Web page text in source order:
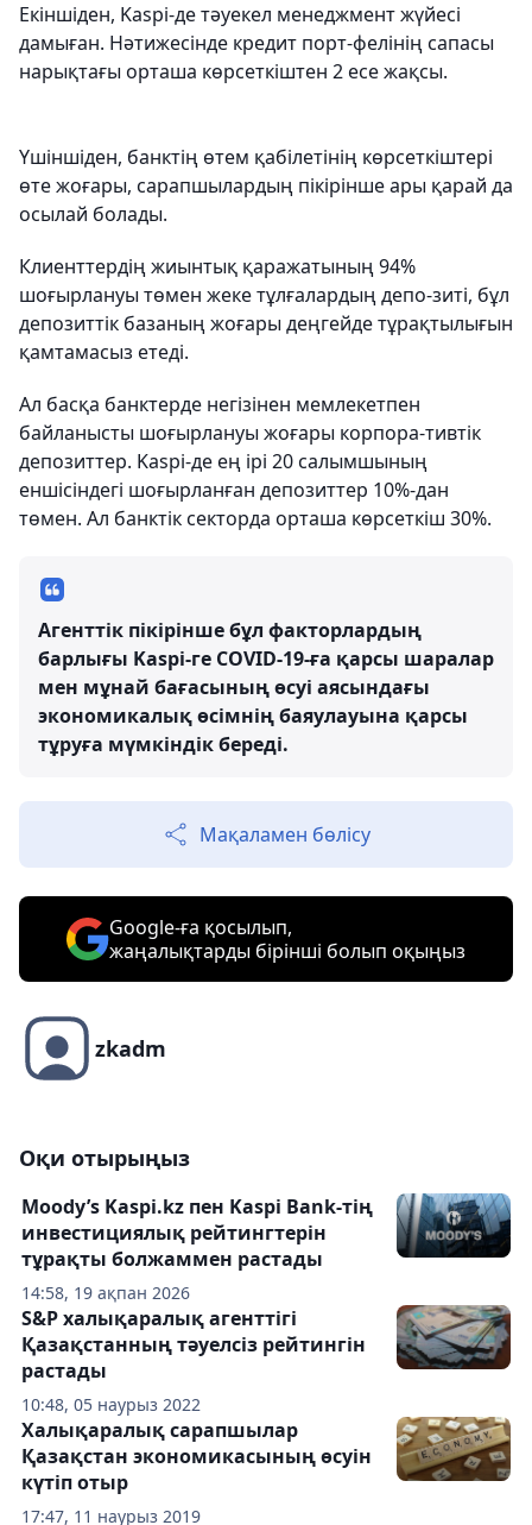
Екіншіден, Kaspi-де тәуекел менеджмент жүйесі
дамыған. Нәтижесінде кредит порт-фелінің сапасы
нарықтағы орташа көрсеткіштен 2 есе жақсы.
Үшіншіден, банктің өтем қабілетінің көрсеткіштері
өте жоғары, сарапшылардың пікірінше ары қарай да
осылай болады.
Клиенттердің жиынтық қаражатының 94%
шоғырлануы төмен жеке тұлғалардың депо-зиті, бұл
депозиттік базаның жоғары деңгейде тұрақтылығын
қамтамасыз етеді.
Ал басқа банктерде негізінен мемлекетпен
байланысты шоғырлануы жоғары корпора-тивтік
депозиттер. Kaspi-де ең ірі 20 салымшының
еншісіндегі шоғырланған депозиттер 10%-дан
төмен. Ал банктік секторда орташа көрсеткіш 30%.
Агенттік пікірінше бұл факторлардың
барлығы Kaspi-ге COVID-19-ға қарсы шаралар
мен мұнай бағасының өсуі аясындағы
экономикалық өсімнің баяулауына қарсы
тұруға мүмкіндік береді.
Мақаламен бөлісу
Google-ға қосылып,
жаңалықтарды бірінші болып оқыңыз
zkadm
Оқи отырыңыз
14:58, 19 ақпан 2026
Moody’s Kaspi.kz пен Kaspi Bank-тің
инвестициялық рейтингтерін
тұрақты болжаммен растады
10:48, 05 наурыз 2022
S&P халықаралық агенттігі
Қазақстанның тәуелсіз рейтингін
растады
17:47, 11 наурыз 2019
Халықаралық сарапшылар
Қазақстан экономикасының өсуін
күтіп отыр